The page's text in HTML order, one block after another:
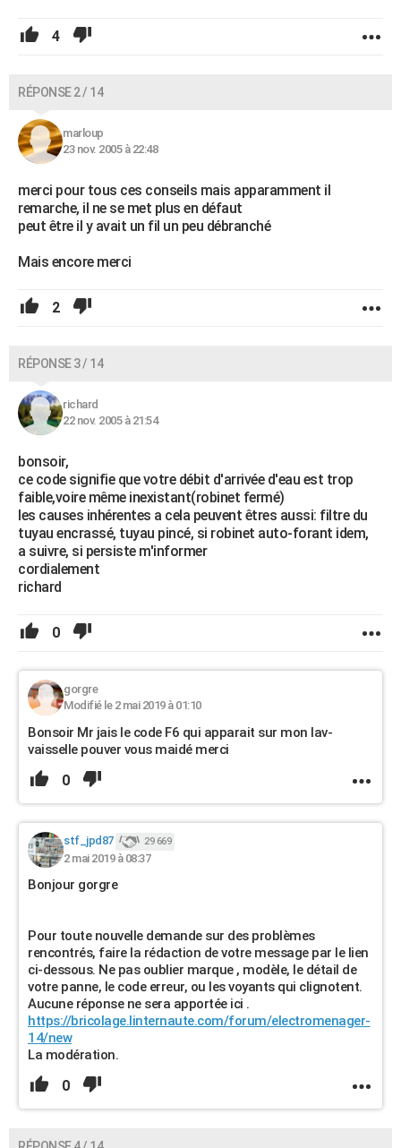
4
RÉPONSE 2 / 14
marloup
23 nov. 2005 à 22:48
merci pour tous ces conseils mais apparamment il
remarche, il ne se met plus en défaut
peut être il y avait un fil un peu débranché
Mais encore merci
2
RÉPONSE 3 / 14
richard
22 nov. 2005 à 21:54
bonsoir,
ce code signifie que votre débit d'arrivée d'eau est trop
faible,voire même inexistant(robinet fermé)
les causes inhérentes a cela peuvent êtres aussi: filtre du
tuyau encrassé, tuyau pincé, si robinet auto-forant idem,
a suivre, si persiste m'informer
cordialement
richard
0
gorgre
Modifié le 2 mai 2019 à 01:10
Bonsoir Mr jais le code F6 qui apparait sur mon lav-
vaisselle pouver vous maidé merci
0
stf_jpd87 29 669
2 mai 2019 à 08:37
Bonjour gorgre
Pour toute nouvelle demande sur des problèmes
rencontrés, faire la rédaction de votre message par le lien
ci-dessous. Ne pas oublier marque , modèle, le détail de
votre panne, le code erreur, ou les voyants qui clignotent.
Aucune réponse ne sera apportée ici .
https://bricolage.linternaute.com/forum/electromenager-
14/new
La modération.
0